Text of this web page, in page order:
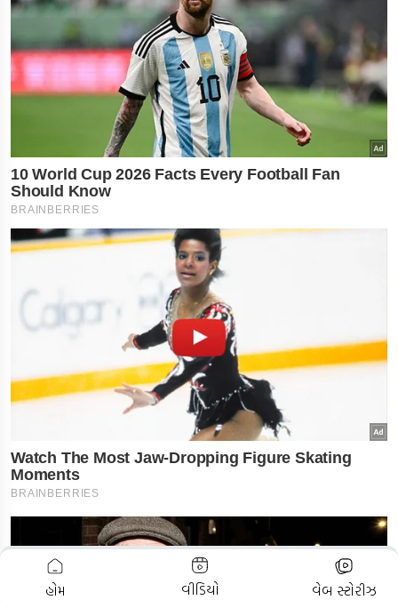
ADVERTISEMENT
હોમ વીડિયો વેબ સ્ટોરીઝ